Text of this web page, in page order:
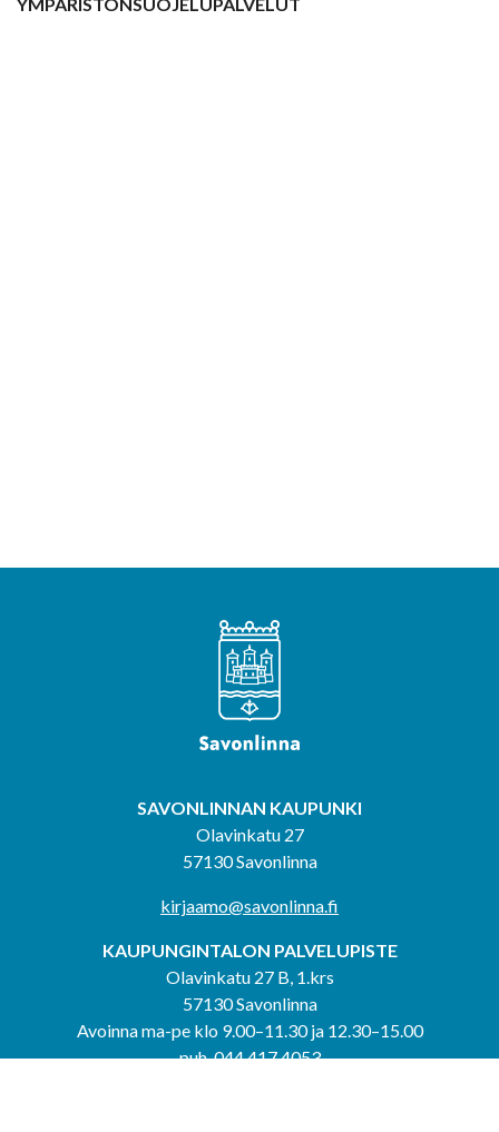
SAVONLINNAN KAUPUNKI
Olavinkatu 27
57130 Savonlinna
kirjaamo@savonlinna.fi
KAUPUNGINTALON PALVELUPISTE
Olavinkatu 27 B, 1.krs
57130 Savonlinna
Avoinna ma-pe klo 9.00–11.30 ja 12.30–15.00
puh. 044 417 4053